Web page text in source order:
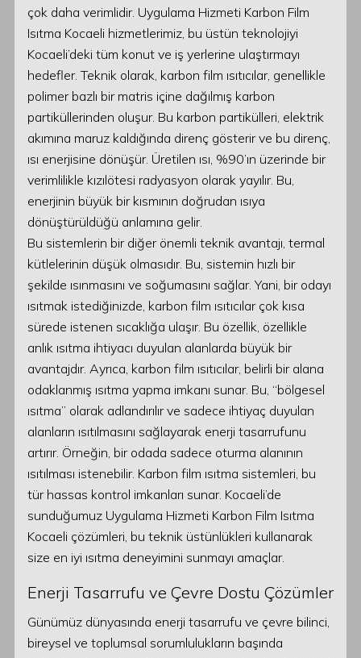
çok daha verimlidir. Uygulama Hizmeti Karbon Film
Isıtma Kocaeli hizmetlerimiz, bu üstün teknolojiyi
Kocaeli’deki tüm konut ve iş yerlerine ulaştırmayı
hedefler. Teknik olarak, karbon film ısıtıcılar, genellikle
polimer bazlı bir matris içine dağılmış karbon
partiküllerinden oluşur. Bu karbon partikülleri, elektrik
akımına maruz kaldığında direnç gösterir ve bu direnç,
ısı enerjisine dönüşür. Üretilen ısı, %90’ın üzerinde bir
verimlilikle kızılötesi radyasyon olarak yayılır. Bu,
enerjinin büyük bir kısmının doğrudan ısıya
dönüştürüldüğü anlamına gelir.
Bu sistemlerin bir diğer önemli teknik avantajı, termal
kütlelerinin düşük olmasıdır. Bu, sistemin hızlı bir
şekilde ısınmasını ve soğumasını sağlar. Yani, bir odayı
ısıtmak istediğinizde, karbon film ısıtıcılar çok kısa
sürede istenen sıcaklığa ulaşır. Bu özellik, özellikle
anlık ısıtma ihtiyacı duyulan alanlarda büyük bir
avantajdır. Ayrıca, karbon film ısıtıcılar, belirli bir alana
odaklanmış ısıtma yapma imkanı sunar. Bu, “bölgesel
ısıtma” olarak adlandırılır ve sadece ihtiyaç duyulan
alanların ısıtılmasını sağlayarak enerji tasarrufunu
artırır. Örneğin, bir odada sadece oturma alanının
ısıtılması istenebilir. Karbon film ısıtma sistemleri, bu
tür hassas kontrol imkanları sunar. Kocaeli’de
sunduğumuz Uygulama Hizmeti Karbon Film Isıtma
Kocaeli çözümleri, bu teknik üstünlükleri kullanarak
size en iyi ısıtma deneyimini sunmayı amaçlar.
Enerji Tasarrufu ve Çevre Dostu Çözümler
Günümüz dünyasında enerji tasarrufu ve çevre bilinci,
bireysel ve toplumsal sorumlulukların başında